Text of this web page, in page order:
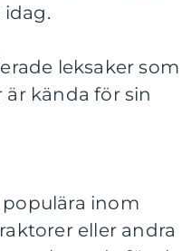
leksaker som
kända för sin
populära inom
eller andra